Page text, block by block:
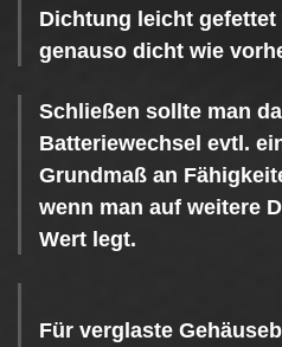
Dichtung leicht
genauso dicht wie
Schließen sollte man
Batteriewechsel evtl.
Grundmaß an
wenn man auf weitere
Wert legt.
Für verglaste